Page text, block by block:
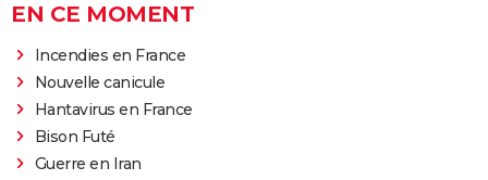
EN CE MOMENT
Incendies en France
Nouvelle canicule
Hantavirus en France
Bison Futé
Guerre en Iran